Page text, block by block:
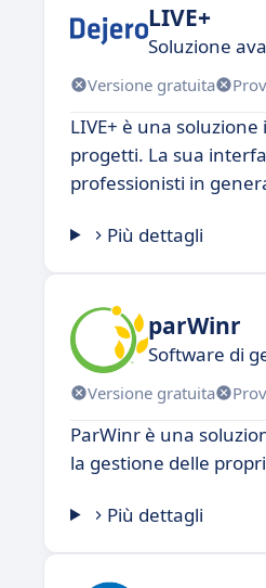
LIVE+
Soluzione
Versione gratuita
LIVE+ è una
progetti. La sua
professionisti in
Più dettagli
parWinr
Software di
Versione gratuita
ParWinr è una
la gestione delle
Più dettagli